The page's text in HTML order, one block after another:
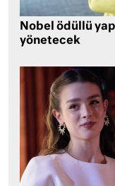
Nobel ödüllü
yönetecek